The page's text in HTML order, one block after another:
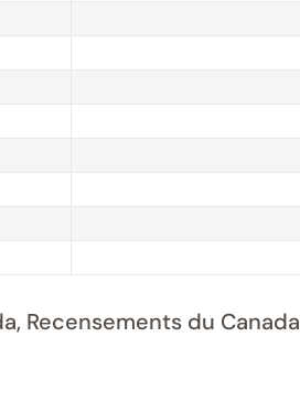
Recensements du Canada